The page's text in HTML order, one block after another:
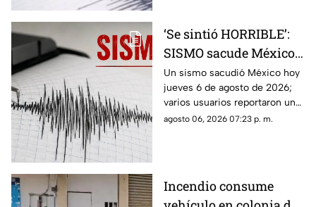
‘Se sintió HORRIBLE’:
SISMO sacude México
hoy 6 de agosto de 2026
¿Cuál fue la magnitud?
Un sismo sacudió México hoy
jueves 6 de agosto de 2026;
varios usuarios reportaron una
percepción fuerte y “horrible”.
agosto 06, 2026 07:23 p. m.
Incendio consume